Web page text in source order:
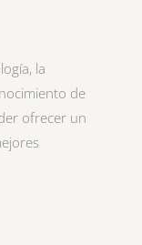
la
de
ofrecer un